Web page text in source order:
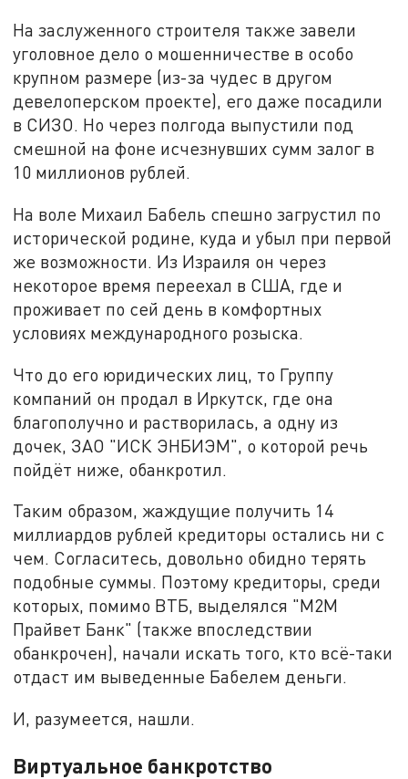
На заслуженного строителя также завели
уголовное дело о мошенничестве в особо
крупном размере (из-за чудес в другом
девелоперском проекте), его даже посадили
в СИЗО. Но через полгода выпустили под
смешной на фоне исчезнувших сумм залог в
10 миллионов рублей.
На воле Михаил Бабель спешно загрустил по
исторической родине, куда и убыл при первой
же возможности. Из Израиля он через
некоторое время переехал в США, где и
проживает по сей день в комфортных
условиях международного розыска.
Что до его юридических лиц, то Группу
компаний он продал в Иркутск, где она
благополучно и растворилась, а одну из
дочек, ЗАО "ИСК ЭНБИЭМ", о которой речь
пойдёт ниже, обанкротил.
Таким образом, жаждущие получить 14
миллиардов рублей кредиторы остались ни с
чем. Согласитесь, довольно обидно терять
подобные суммы. Поэтому кредиторы, среди
которых, помимо ВТБ, выделялся "М2М
Прайвет Банк" (также впоследствии
обанкрочен), начали искать того, кто всё-таки
отдаст им выведенные Бабелем деньги.
И, разумеется, нашли.
Виртуальное банкротство